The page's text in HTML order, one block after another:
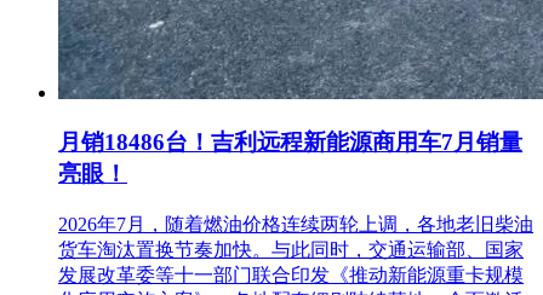
与企业签订的劳动合同，以及《职工养老保险手册》(内附
2024年03月-2024年05月的连续缴费清单)或由社保机构出具的
2024年03月-2024年05月连续缴费证明(如投标人成立时间迟于
要求开始的时间，则时间要求为投标人成立时间至截止时间;
3.2本次招标 接受 (接受或不接受)联合体投标。联合体投标
的，应满足下列要求：(1)所有联合体成员应共同签署联合体
投标协议书，并且明确各方的权利与义务;(2)申请人为联合体
的，其联合体成员不得再以自己的名义单独投标或再与其他单
位组建新的联合体申请人同时参与本项目的投标;(3)联合体各
成员单位应当具备与联合体协议中约定的分工相适应的资质条
月销18486台！吉利远程新能源商用车7月销量
亮眼！
2026年7月，随着燃油价格连续两轮上调，各地老旧柴油
货车淘汰置换节奏加快。与此同时，交通运输部、国家
发展改革委等十一部门联合印发《推动新能源重卡规模